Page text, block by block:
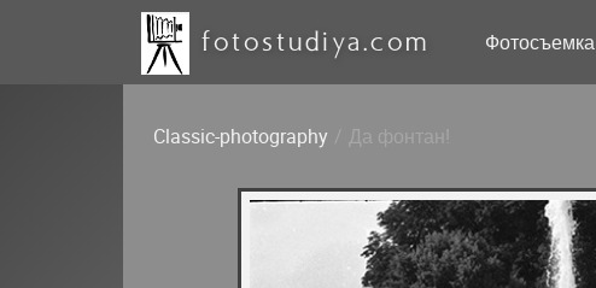
fotostudiya.com Фотосъемка
Classic-photography / Да фонтан!